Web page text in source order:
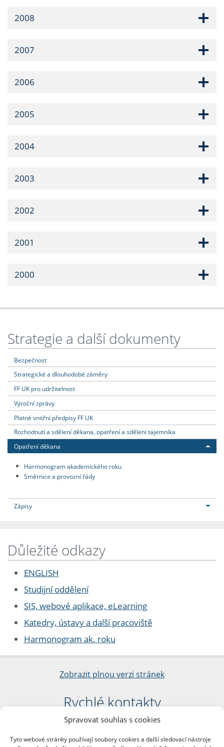
Spravovat souhlas s cookies
Tyto webové stránky používají soubory cookies a další sledovací nástroje
2008
2007
2006
2005
2004
2003
2002
2001
2000
Strategie a další dokumenty
Bezpečnost
Strategické a dlouhodobé záměry
FF UK pro udržitelnost
Výroční zprávy
Platné vnitřní předpisy FF UK
Rozhodnutí a sdělení děkana, opatření a sdělení tajemníka
Opatření děkana
Harmonogram akademického roku
Směrnice a provozní řády
Zápisy
Důležité odkazy
ENGLISH
Studijní oddělení
SIS, webové aplikace, eLearning
Katedry, ústavy a další pracoviště
Harmonogram ak. roku
Zobrazit plnou verzi stránek
Rychlé kontakty
Filozofická fakulta
nám. Jana Palacha 1/2